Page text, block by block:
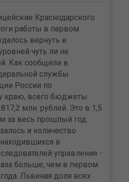
Краснодарского
работы в первом
вернуть в
чуть ли не
Как сообщили в
службы
России по
краю, всего бюджеты
млн. рублей. Это в 1,5
за весь прошлый год.
и количество
в
управления -
больше, чем в первом
Львиная доля всех